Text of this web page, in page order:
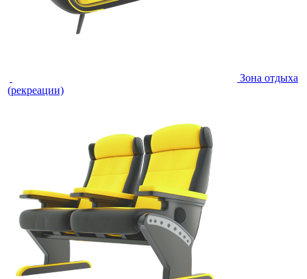
Зона отдыха
(рекреации)